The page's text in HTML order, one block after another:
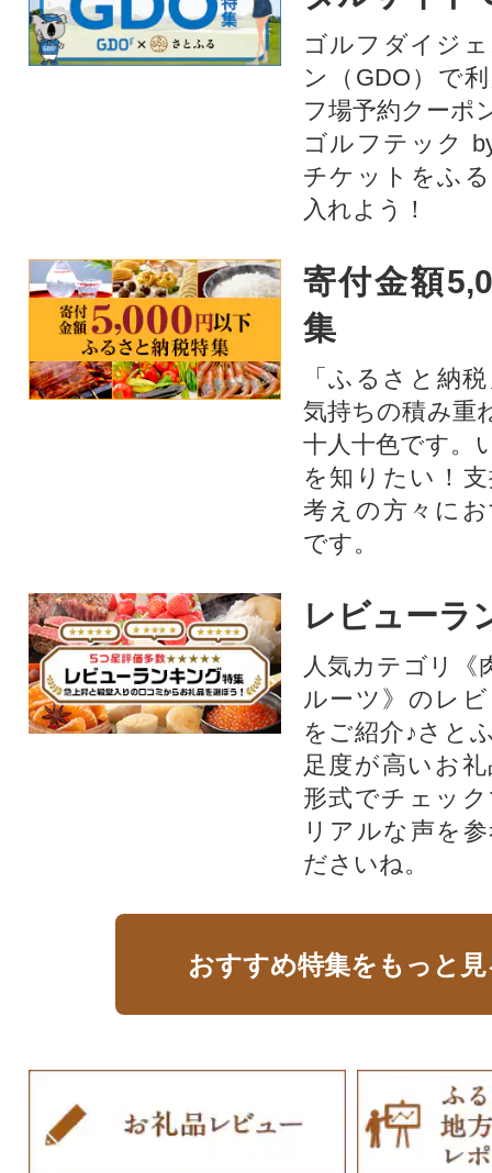
ゴルフダイジ
ン（GDO）で
フ場予約クーポ
ゴルフテック
チケットをふ
入れよう！
寄付金額
集
「ふるさと納
気持ちの積み重
十人十色です。
を知りたい！
考えの方々に
です。
レビューラ
人気カテゴリ《
ルーツ》のレ
をご紹介♪さと
足度が高いお
形式でチェッ
リアルな声を
ださいね。
おすすめ特集をもっと